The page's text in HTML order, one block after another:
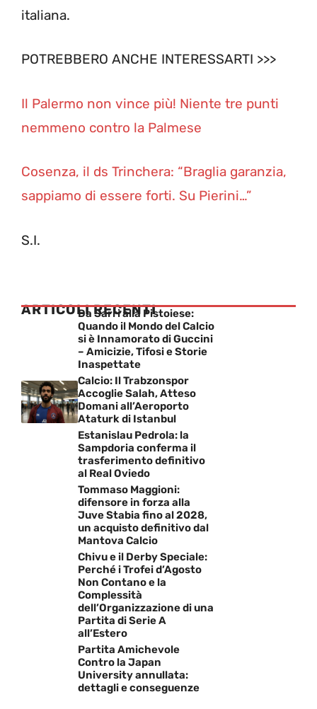
italiana.
POTREBBERO ANCHE INTERESSARTI >>>
Il Palermo non vince più! Niente tre punti
nemmeno contro la Palmese
Cosenza, il ds Trinchera: “Braglia garanzia,
sappiamo di essere forti. Su Pierini…”
S.I.
ARTICOLI RECENTI
Da Sarri alla Pistoiese:
Quando il Mondo del Calcio
si è Innamorato di Guccini
– Amicizie, Tifosi e Storie
Inaspettate
Calcio: Il Trabzonspor
Accoglie Salah, Atteso
Domani all’Aeroporto
Ataturk di Istanbul
Estanislau Pedrola: la
Sampdoria conferma il
trasferimento definitivo
al Real Oviedo
Tommaso Maggioni:
difensore in forza alla
Juve Stabia fino al 2028,
un acquisto definitivo dal
Mantova Calcio
Chivu e il Derby Speciale:
Perché i Trofei d’Agosto
Non Contano e la
Complessità
dell’Organizzazione di una
Partita di Serie A
all’Estero
Partita Amichevole
Contro la Japan
University annullata:
dettagli e conseguenze